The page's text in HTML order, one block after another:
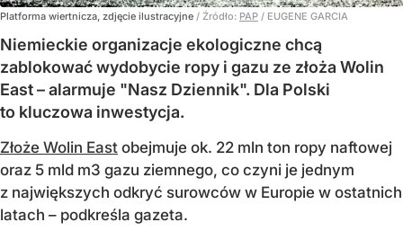
Platforma wiertnicza, zdjęcie ilustracyjne / Źródło: PAP / EUGENE GARCIA
Niemieckie organizacje ekologiczne chcą
zablokować wydobycie ropy i gazu ze złoża Wolin
East – alarmuje "Nasz Dziennik". Dla Polski
to kluczowa inwestycja.
Złoże Wolin East obejmuje ok. 22 mln ton ropy naftowej
oraz 5 mld m3 gazu ziemnego, co czyni je jednym
z największych odkryć surowców w Europie w ostatnich
latach – podkreśla gazeta.